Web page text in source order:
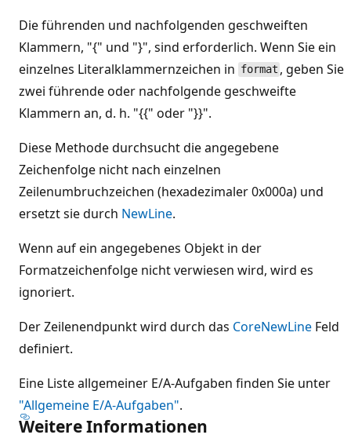
Die führenden und nachfolgenden geschweiften
Klammern, "{" und "}", sind erforderlich. Wenn Sie ein
einzelnes Literalklammernzeichen in format , geben Sie
zwei führende oder nachfolgende geschweifte
Klammern an, d. h. "{{" oder "}}".
Diese Methode durchsucht die angegebene
Zeichenfolge nicht nach einzelnen
Zeilenumbruchzeichen (hexadezimaler 0x000a) und
ersetzt sie durch NewLine.
Wenn auf ein angegebenes Objekt in der
Formatzeichenfolge nicht verwiesen wird, wird es
ignoriert.
Der Zeilenendpunkt wird durch das CoreNewLine Feld
definiert.
Eine Liste allgemeiner E/A-Aufgaben finden Sie unter
"Allgemeine E/A-Aufgaben".
Weitere Informationen